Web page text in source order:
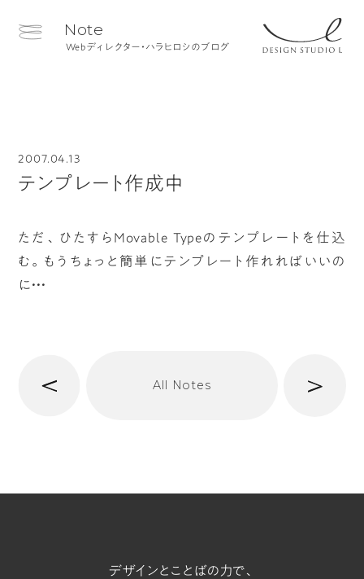
Note
Webディレクター・ハラヒロシのブログ
2007.04.13
テンプレート作成中
ただ、ひたすらMovable Typeのテンプレートを仕込
む。もうちょっと簡単にテンプレート作れればいいの
に・・・
前 All Notes 次
デザインとことばの力で、